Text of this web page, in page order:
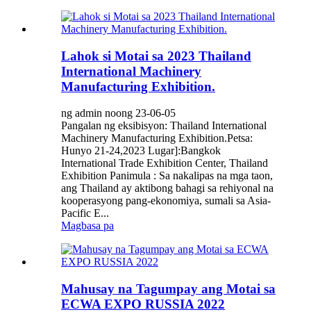
Lahok si Motai sa 2023 Thailand
International Machinery
Manufacturing Exhibition.
ng admin noong 23-06-05
Pangalan ng eksibisyon: Thailand International
Machinery Manufacturing Exhibition.Petsa:
Hunyo 21-24,2023 Lugar]:Bangkok
International Trade Exhibition Center, Thailand
Exhibition Panimula : Sa nakalipas na mga taon,
ang Thailand ay aktibong bahagi sa rehiyonal na
kooperasyong pang-ekonomiya, sumali sa Asia-
Pacific E...
Magbasa pa
Mahusay na Tagumpay ang Motai sa
ECWA EXPO RUSSIA 2022